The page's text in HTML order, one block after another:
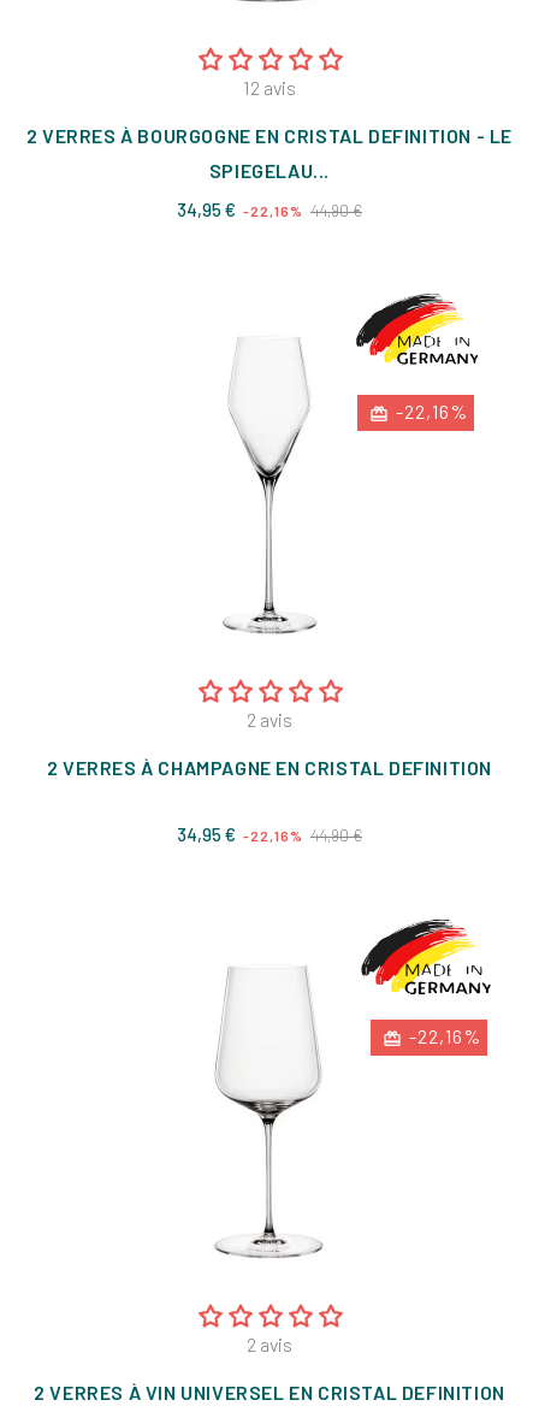
12 avis
2 VERRES À BOURGOGNE EN CRISTAL DEFINITION - LE
SPIEGELAU...
34,95 € Prix
-22,16% 44,90 €Prix
-22,16%
2 avis
2 VERRES À CHAMPAGNE EN CRISTAL DEFINITION
34,95 € Prix
-22,16% 44,90 €Prix
-22,16%
2 avis
2 VERRES À VIN UNIVERSEL EN CRISTAL DEFINITION